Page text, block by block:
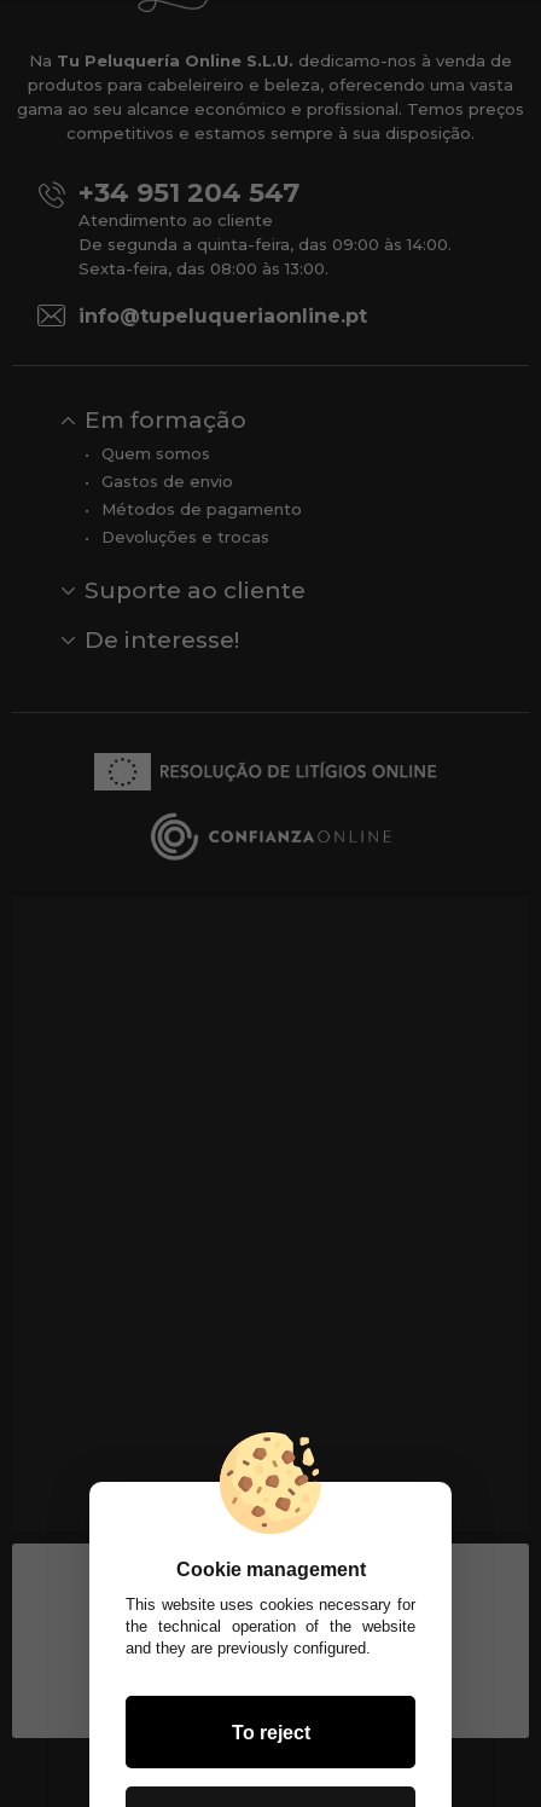
Na Tu Peluquería Online S.L.U. dedicamo-nos à venda de
produtos para cabeleireiro e beleza, oferecendo uma vasta
gama ao seu alcance económico e profissional. Temos preços
competitivos e estamos sempre à sua disposição.
+34 951 204 547
Atendimento ao cliente
De segunda a quinta-feira, das 09:00 às 14:00.
Sexta-feira, das 08:00 às 13:00.
info@tupeluqueriaonline.pt
Em formação
Quem somos
Gastos de envio
Métodos de pagamento
Devoluções e trocas
Suporte ao cliente
Comentários
Comentários do Google
De interesse!
Cookie management
This website uses cookies necessary for
the technical operation of the website
and they are previously configured.
To reject